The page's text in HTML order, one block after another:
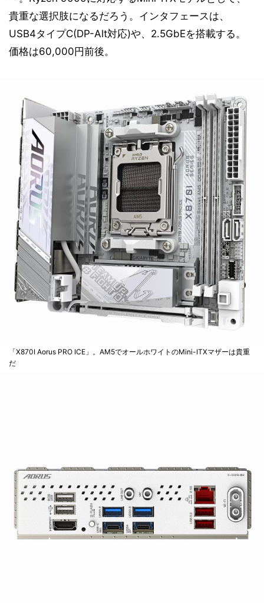
貴重な選択肢になるだろう。インタフェースは、
USB4タイプC(DP-Alt対応)や、2.5GbEを搭載する。
価格は60,000円前後。
「X870I Aorus PRO ICE」。AM5でオールホワイトのMini-ITXマザーは貴重
だ